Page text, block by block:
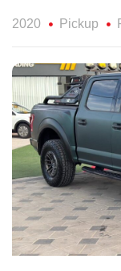
2020 Pickup